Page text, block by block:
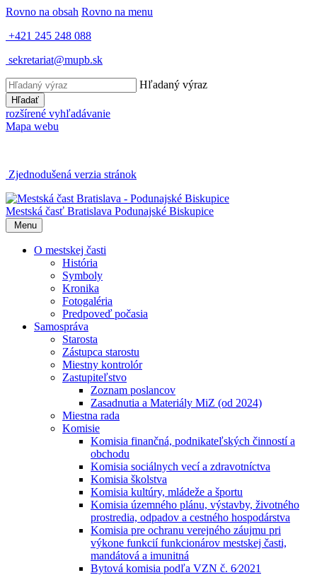
Rovno na obsah Rovno na menu
+421 245 248 088
sekretariat@mupb.sk
Hľadaný výraz
Hľadať
rozšírené vyhľadávanie
Mapa webu
Zjednodušená verzia stránok
Mestská časť Bratislava Podunajské Biskupice
Menu
O mestskej časti
História
Symboly
Kronika
Fotogaléria
Predpoveď počasia
Samospráva
Starosta
Zástupca starostu
Miestny kontrolór
Zastupiteľstvo
Zoznam poslancov
Zasadnutia a Materiály MiZ (od 2024)
Miestna rada
Komisie
Komisia finančná, podnikateľských činností a
obchodu
Komisia sociálnych vecí a zdravotníctva
Komisia školstva
Komisia kultúry, mládeže a športu
Komisia územného plánu, výstavby, životného
prostredia, odpadov a cestného hospodárstva
Komisia pre ochranu verejného záujmu pri
výkone funkcií funkcionárov mestskej časti,
mandátová a imunitná
Bytová komisia podľa VZN č. 6⁄2021